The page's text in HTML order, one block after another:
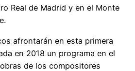
Real de Madrid y en el Monte
afrontarán en esta primera
en 2018 un programa en el
de los compositores